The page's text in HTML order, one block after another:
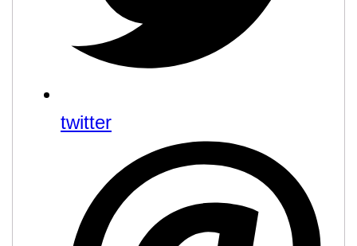
twitter